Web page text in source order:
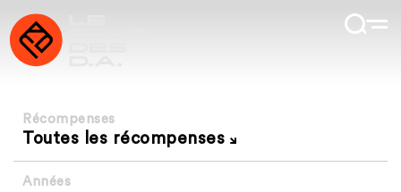
Récompenses
Toutes les récompenses
Années